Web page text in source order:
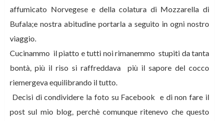
affumicato Norvegese e della colatura di Mozzarella di
Bufala;e nostra abitudine portarla a seguito in ogni nostro
viaggio.
Cucinammo il piatto e tutti noi rimanemmo stupiti da tanta
bontà, più il riso si raffreddava più il sapore del cocco
riemergeva equilibrando il tutto.
Decisi di condividere la foto su Facebook e di non fare il
post sul mio blog, perchè comunque ritenevo che questo